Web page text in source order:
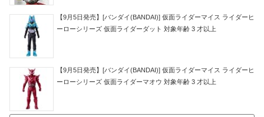
【9月5日発売】[バンダイ(BANDAI)] 仮面ライダーマイス ライダーヒ
ーローシリーズ 仮面ライダーダット 対象年齢 3 才以上
【9月5日発売】[バンダイ(BANDAI)] 仮面ライダーマイス ライダーヒ
ーローシリーズ 仮面ライダーマオウ 対象年齢 3 才以上